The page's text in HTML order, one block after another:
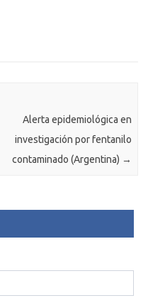
Alerta epidemiológica en
investigación por fentanilo
contaminado (Argentina) →